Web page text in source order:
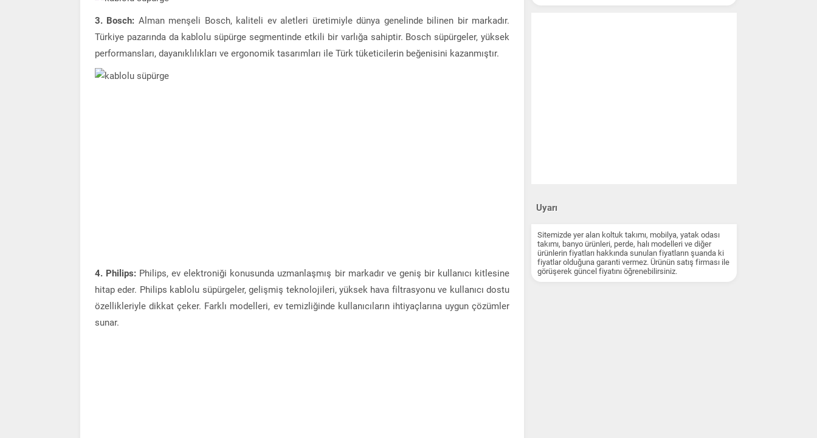
3. Bosch: Alman menşeli Bosch, kaliteli ev aletleri üretimiyle dünya genelinde bilinen bir markadır.
Türkiye pazarında da kablolu süpürge segmentinde etkili bir varlığa sahiptir. Bosch süpürgeler, yüksek
performansları, dayanıklılıkları ve ergonomik tasarımları ile Türk tüketicilerin beğenisini kazanmıştır.
4. Philips: Philips, ev elektroniği konusunda uzmanlaşmış bir markadır ve geniş bir kullanıcı kitlesine
hitap eder. Philips kablolu süpürgeler, gelişmiş teknolojileri, yüksek hava filtrasyonu ve kullanıcı dostu
özellikleriyle dikkat çeker. Farklı modelleri, ev temizliğinde kullanıcıların ihtiyaçlarına uygun çözümler
sunar.
Uyarı
Sitemizde yer alan koltuk takımı, mobilya, yatak odası
takımı, banyo ürünleri, perde, halı modelleri ve diğer
ürünlerin fiyatları hakkında sunulan fiyatların şuanda ki
fiyatlar olduğuna garanti vermez. Ürünün satış firması ile
görüşerek güncel fiyatını öğrenebilirsiniz.